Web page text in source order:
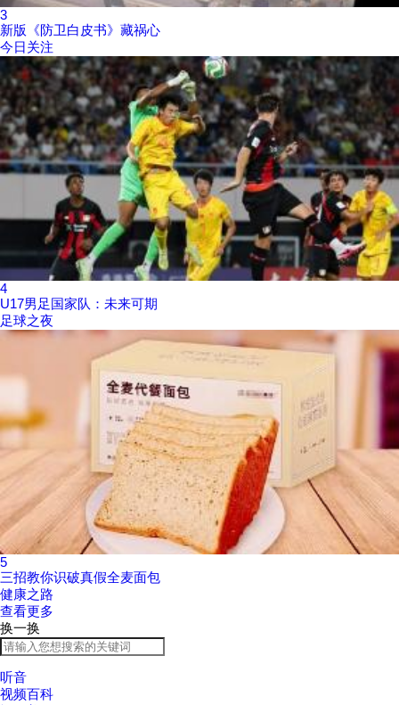
3
新版《防卫白皮书》藏祸心
今日关注
4
U17男足国家队：未来可期
足球之夜
5
三招教你识破真假全麦面包
健康之路
查看更多
换一换
听音
视频百科